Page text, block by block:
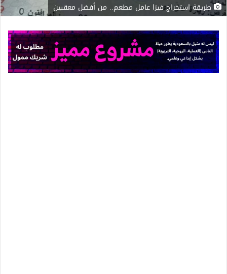
طريقة استخراج فيزا عامل مطعم.. من أفضل معقبين